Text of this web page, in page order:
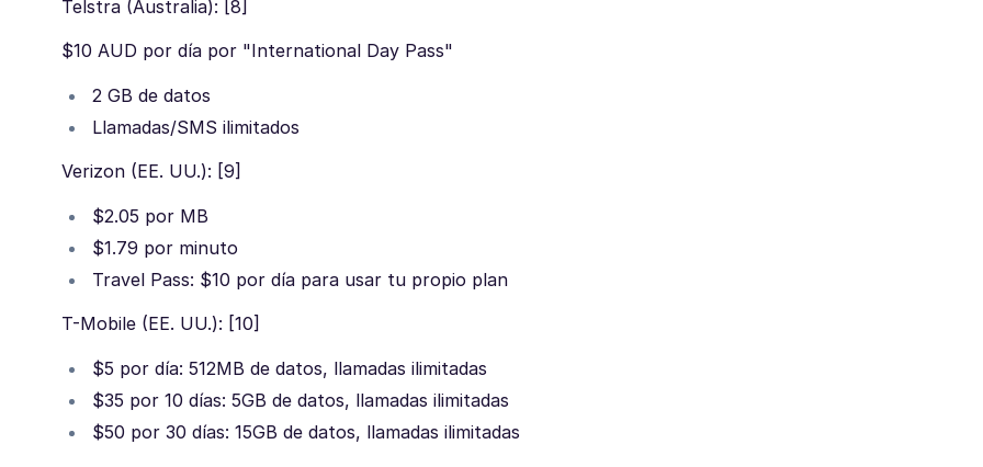
Telstra (Australia): [8]
$10 AUD por día por "International Day Pass"
2 GB de datos
Llamadas/SMS ilimitados
Verizon (EE. UU.): [9]
$2.05 por MB
$1.79 por minuto
Travel Pass: $10 por día para usar tu propio plan
T-Mobile (EE. UU.): [10]
$5 por día: 512MB de datos, llamadas ilimitadas
$35 por 10 días: 5GB de datos, llamadas ilimitadas
$50 por 30 días: 15GB de datos, llamadas ilimitadas